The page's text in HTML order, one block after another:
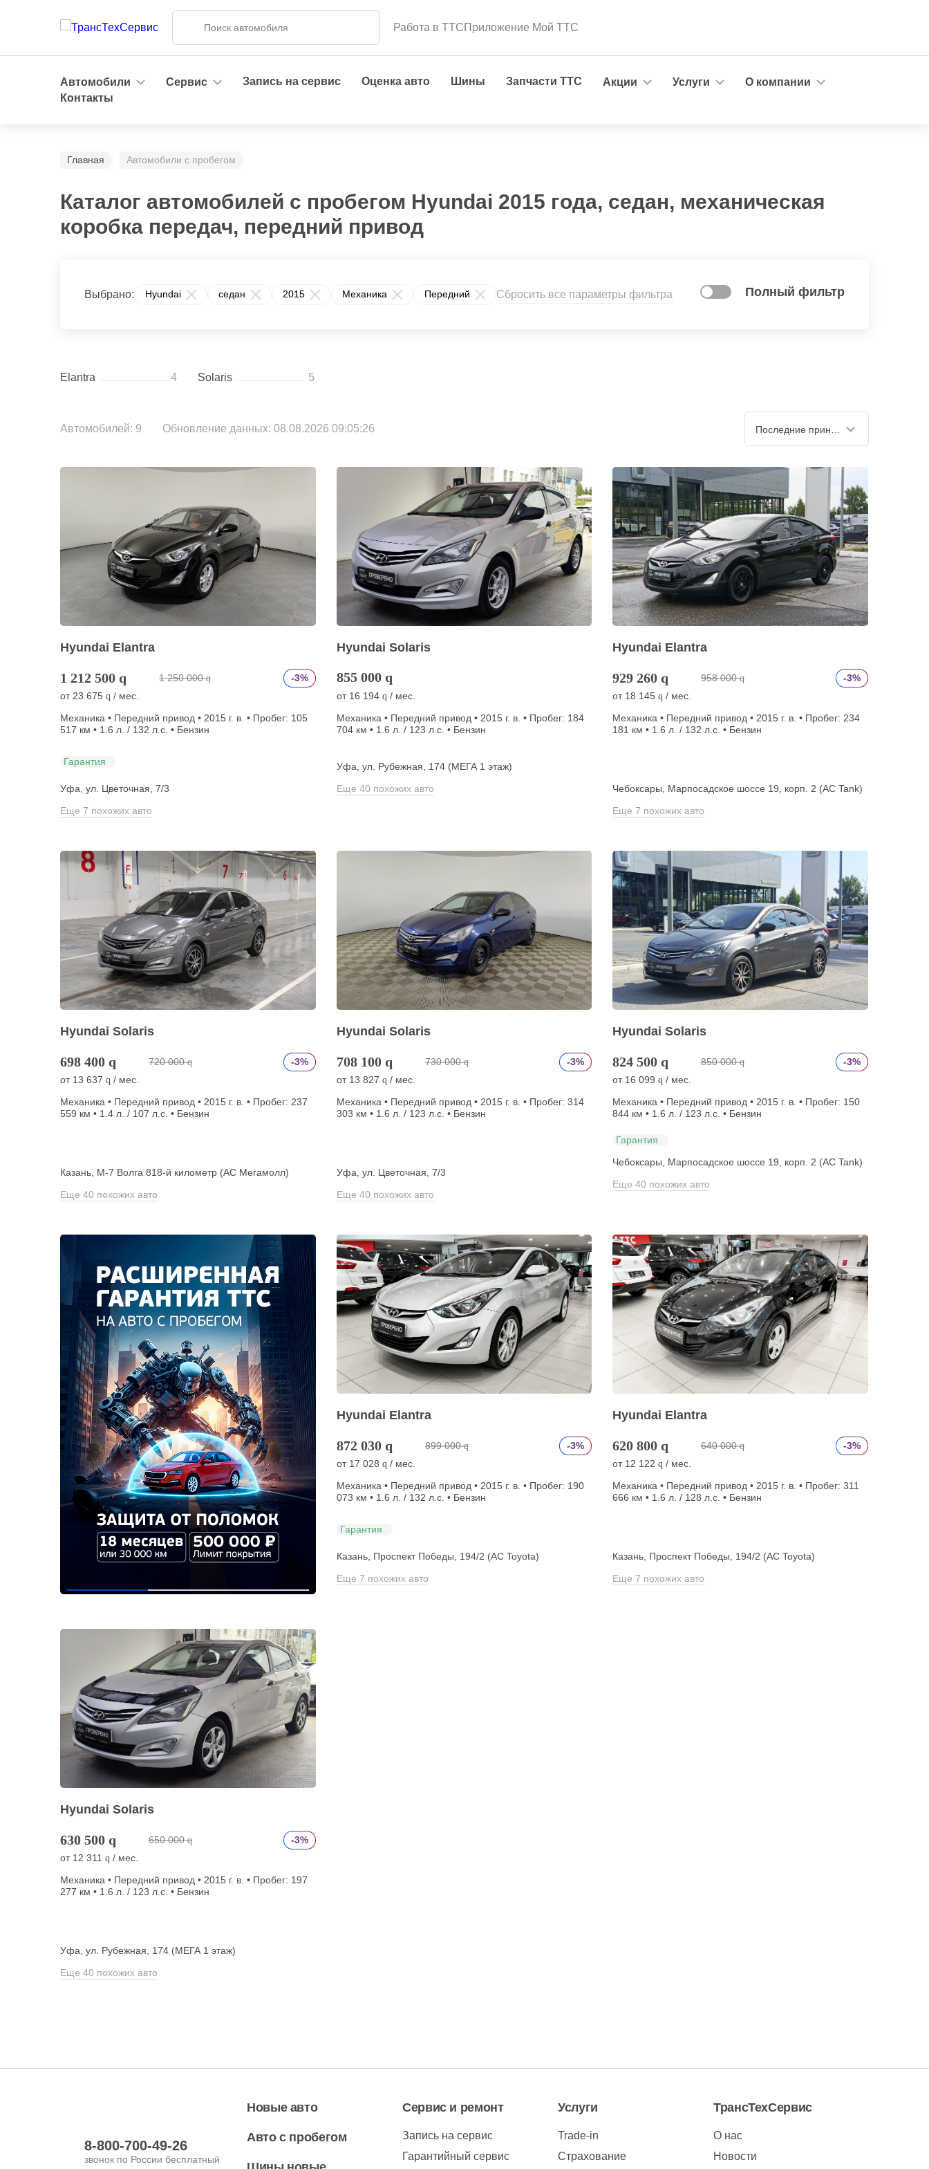
Работа в ТТСПриложение Мой ТТС
Автомобили Сервис Запись на сервис Оценка авто Шины Запчасти ТТС Акции Услуги
О компании
Контакты
Главная Автомобили с пробегом
Каталог автомобилей с пробегом Hyundai 2015 года, седан, механическая
коробка передач, передний привод
Выбрано: Hyundai седан 2015 Механика Передний Сбросить все параметры фильтра Полный фильтр
Elantra 4 Solaris 5
Автомобилей: 9 Обновление данных: 08.08.2026 09:05:26
Hyundai Elantra
1 212 500 q 1 250 000 q
-3%
от 23 675 q / мес.
Механика • Передний привод • 2015 г. в. • Пробег: 105
517 км • 1.6 л. / 132 л.с. • Бензин
Гарантия
Уфа, ул. Цветочная, 7/3
Еще 7 похожих авто
Hyundai Solaris
855 000 q
от 16 194 q / мес.
Механика • Передний привод • 2015 г. в. • Пробег: 184
704 км • 1.6 л. / 123 л.с. • Бензин
Уфа, ул. Рубежная, 174 (МЕГА 1 этаж)
Еще 40 похожих авто
Hyundai Elantra
929 260 q 958 000 q
-3%
от 18 145 q / мес.
Механика • Передний привод • 2015 г. в. • Пробег: 234
181 км • 1.6 л. / 132 л.с. • Бензин
Чебоксары, Марпосадское шоссе 19, корп. 2 (АС Tank)
Еще 7 похожих авто
Hyundai Solaris
698 400 q 720 000 q
-3%
от 13 637 q / мес.
Механика • Передний привод • 2015 г. в. • Пробег: 237
559 км • 1.4 л. / 107 л.с. • Бензин
Казань, М-7 Волга 818-й километр (АС Мегамолл)
Еще 40 похожих авто
Hyundai Solaris
708 100 q 730 000 q
-3%
от 13 827 q / мес.
Механика • Передний привод • 2015 г. в. • Пробег: 314
303 км • 1.6 л. / 123 л.с. • Бензин
Уфа, ул. Цветочная, 7/3
Еще 40 похожих авто
Hyundai Solaris
824 500 q 850 000 q
-3%
от 16 099 q / мес.
Механика • Передний привод • 2015 г. в. • Пробег: 150
844 км • 1.6 л. / 123 л.с. • Бензин
Гарантия
Чебоксары, Марпосадское шоссе 19, корп. 2 (АС Tank)
Еще 40 похожих авто
Hyundai Elantra
872 030 q 899 000 q
-3%
от 17 028 q / мес.
Механика • Передний привод • 2015 г. в. • Пробег: 190
073 км • 1.6 л. / 132 л.с. • Бензин
Гарантия
Казань, Проспект Победы, 194/2 (АС Toyota)
Еще 7 похожих авто
Hyundai Elantra
620 800 q 640 000 q
-3%
от 12 122 q / мес.
Механика • Передний привод • 2015 г. в. • Пробег: 311
666 км • 1.6 л. / 128 л.с. • Бензин
Казань, Проспект Победы, 194/2 (АС Toyota)
Еще 7 похожих авто
Hyundai Solaris
630 500 q 650 000 q
-3%
от 12 311 q / мес.
Механика • Передний привод • 2015 г. в. • Пробег: 197
277 км • 1.6 л. / 123 л.с. • Бензин
Уфа, ул. Рубежная, 174 (МЕГА 1 этаж)
Еще 40 похожих авто
8-800-700-49-26
звонок по России бесплатный
Новые авто
Авто с пробегом
Сервис и ремонт
Запись на сервис
Гарантийный сервис
Услуги
Trade-in
Страхование
ТрансТехСервис
О нас
Новости